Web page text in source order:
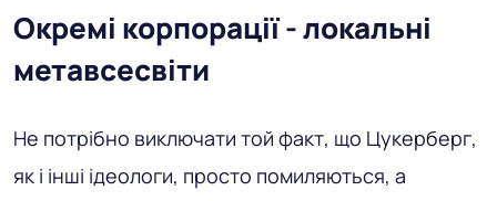
Окремі корпорації - локальні
метавсесвіти
Не потрібно виключати той факт, що Цукерберг,
як і інші ідеологи, просто помиляються, а